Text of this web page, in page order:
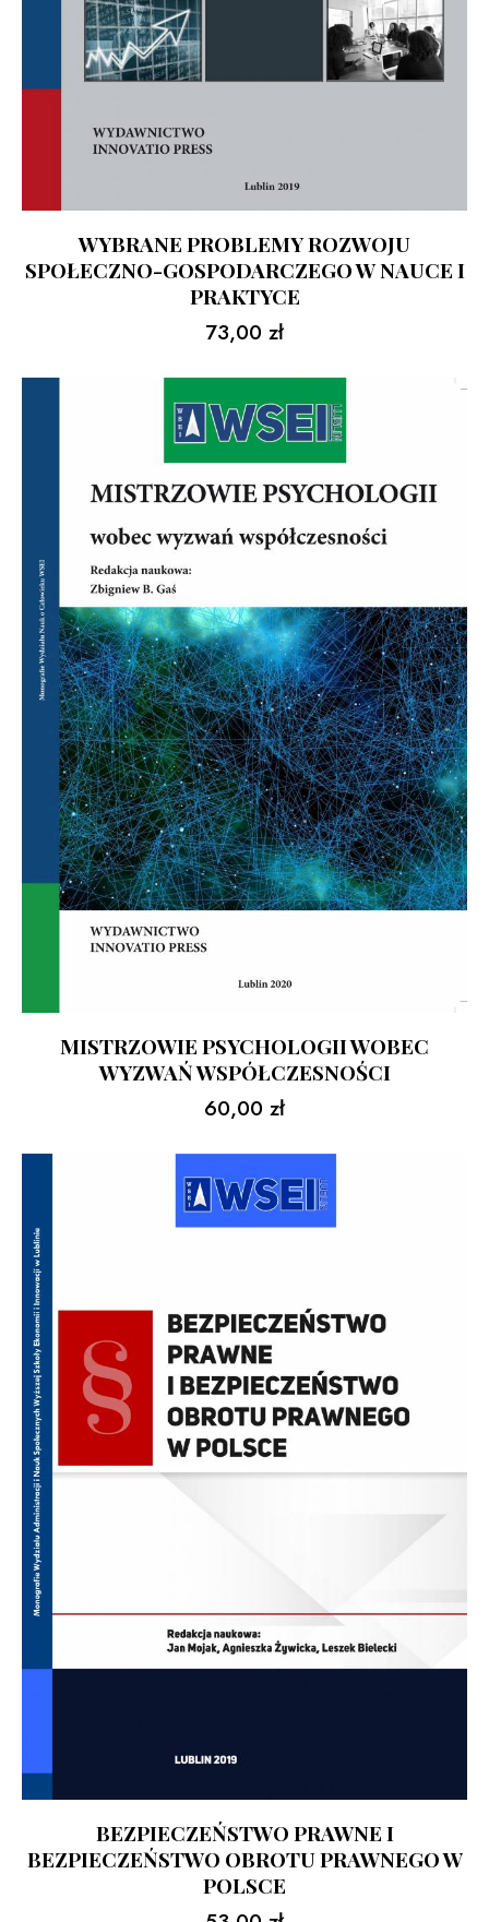
WYBRANE PROBLEMY ROZWOJU
SPOŁECZNO-GOSPODARCZEGO W NAUCE I
PRAKTYCE
73,00 zł
MISTRZOWIE PSYCHOLOGII WOBEC
WYZWAŃ WSPÓŁCZESNOŚCI
60,00 zł
BEZPIECZEŃSTWO PRAWNE I
BEZPIECZEŃSTWO OBROTU PRAWNEGO W
POLSCE